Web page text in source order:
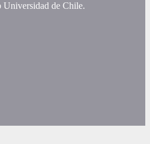
de Chile.